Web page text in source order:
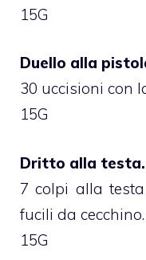
15G
Duello alla
30 uccisioni con
15G
Dritto alla
7 colpi alla
fucili da cecchino.
15G